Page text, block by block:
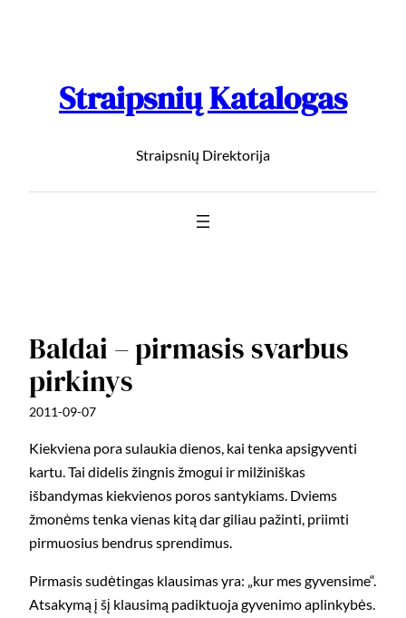
Straipsnių Katalogas
Straipsnių Direktorija
Baldai – pirmasis svarbus
pirkinys
2011-09-07
Kiekviena pora sulaukia dienos, kai tenka apsigyventi
kartu. Tai didelis žingnis žmogui ir milžiniškas
išbandymas kiekvienos poros santykiams. Dviems
žmonėms tenka vienas kitą dar giliau pažinti, priimti
pirmuosius bendrus sprendimus.
Pirmasis sudėtingas klausimas yra: „kur mes gyvensime“.
Atsakymą į šį klausimą padiktuoja gyvenimo aplinkybės.